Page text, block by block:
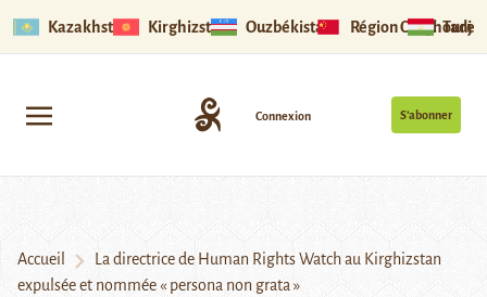
Kazakhstan Kirghizstan Ouzbékistan Région Ouïghoure
S’abonner
Connexion
Accueil
La directrice de Human Rights Watch au Kirghizstan
expulsée et nommée « persona non grata »